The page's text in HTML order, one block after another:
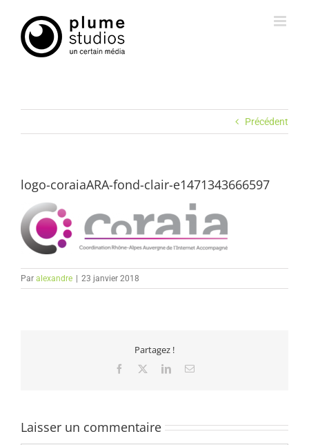
contenu
Précédent
logo-coraiaARA-fond-clair-e1471343666597
Par alexandre 23 janvier 2018
Partagez !
Facebook LinkedIn
Laisser un commentaire